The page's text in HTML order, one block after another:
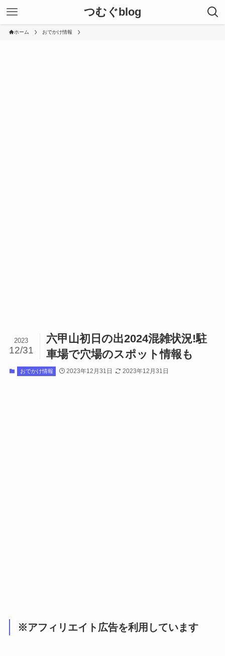
つむぐblog
ホーム おでかけ情報
六甲山初日の出2024混雑状況!駐
車場で穴場のスポット情報も
2023
12/31
おでかけ情報 2023年12月31日 2023年12月31日
※アフィリエイト広告を利用しています